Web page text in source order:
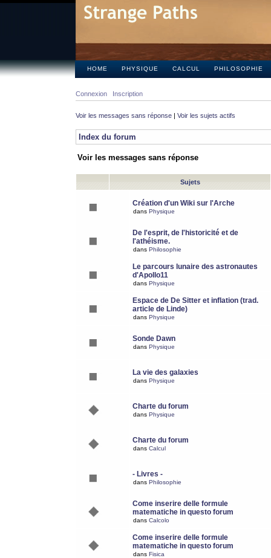
HOME PHYSIQUE CALCUL PHILOSOPHIE
Connexion Inscription
Voir les messages sans réponse | Voir les sujets actifs
Index du forum
Voir les messages sans réponse
Sujets
Création d'un Wiki sur l'Arche
dans Physique
De l'esprit, de l'historicité et de
l'athéisme.
dans Philosophie
Le parcours lunaire des astronautes
d'Apollo11
dans Physique
Espace de De Sitter et inflation (trad.
article de Linde)
dans Physique
Sonde Dawn
dans Physique
La vie des galaxies
dans Physique
Charte du forum
dans Physique
Charte du forum
dans Calcul
- Livres -
dans Philosophie
Come inserire delle formule
matematiche in questo forum
dans Calcolo
Come inserire delle formule
matematiche in questo forum
dans Fisica